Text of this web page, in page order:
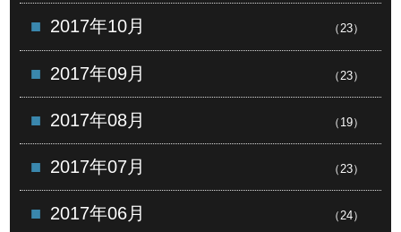
2017年10月 （23）
2017年09月 （23）
2017年08月 （19）
2017年07月 （23）
2017年06月 （24）